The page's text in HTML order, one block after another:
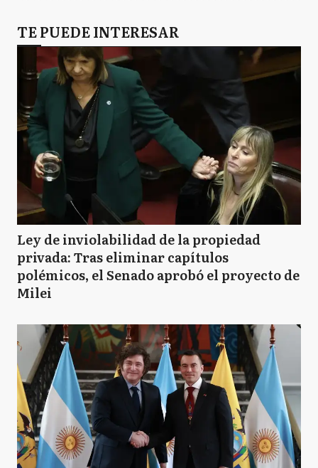
TE PUEDE INTERESAR
Ley de inviolabilidad de la propiedad
privada: Tras eliminar capítulos
polémicos, el Senado aprobó el proyecto de
Milei